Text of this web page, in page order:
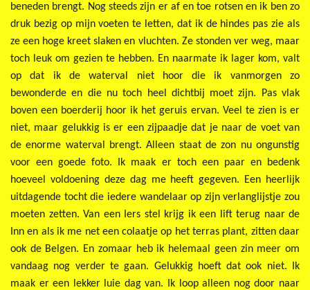
beneden brengt. Nog steeds zijn er af en toe rotsen en ik ben zo
druk bezig op mijn voeten te letten, dat ik de hindes pas zie als
ze een hoge kreet slaken en vluchten. Ze stonden ver weg, maar
toch leuk om gezien te hebben. En naarmate ik lager kom, valt
op dat ik de waterval niet hoor die ik vanmorgen zo
bewonderde en die nu toch heel dichtbij moet zijn. Pas vlak
boven een boerderij hoor ik het geruis ervan. Veel te zien is er
niet, maar gelukkig is er een zijpaadje dat je naar de voet van
de enorme waterval brengt. Alleen staat de zon nu ongunstig
voor een goede foto. Ik maak er toch een paar en bedenk
hoeveel voldoening deze dag me heeft gegeven. Een heerlijk
uitdagende tocht die iedere wandelaar op zijn verlanglijstje zou
moeten zetten. Van een Iers stel krijg ik een lift terug naar de
Inn en als ik me net een colaatje op het terras plant, zitten daar
ook de Belgen. En zomaar heb ik helemaal geen zin meer om
vandaag nog verder te gaan. Gelukkig hoeft dat ook niet. Ik
maak er een lekker luie dag van. Ik loop alleen nog door naar